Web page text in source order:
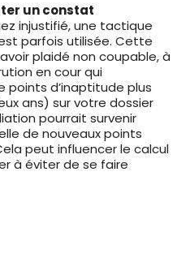
un constat
injustifié, une tactique
parfois utilisée. Cette
plaidé non coupable, à
en cour qui
points d’inaptitude plus
ans) sur votre dossier
pourrait survenir
de nouveaux points
peut influencer le calcul
à éviter de se faire